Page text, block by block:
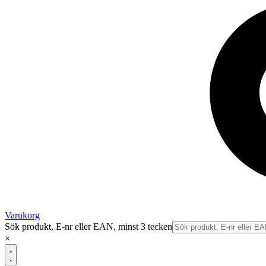
Varukorg
Sök produkt, E-nr eller EAN, minst 3 tecken
×